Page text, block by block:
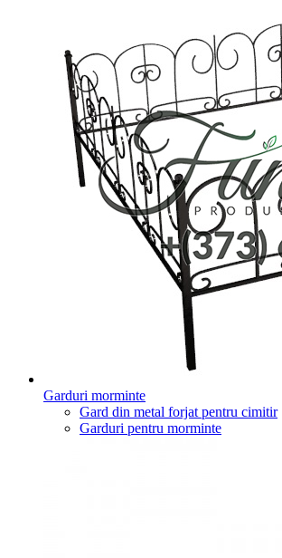
Garduri morminte
Gard din metal forjat pentru cimitir
Garduri pentru morminte